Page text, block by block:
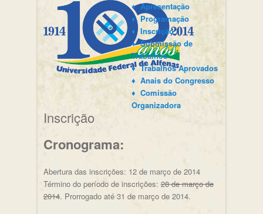
♦ Apresentação
♦ Programação
♦ Inscrição
♦ Submissão de
Trabalhos
♦ Trabalhos Aprovados
♦ Anais do Congresso
♦ Comissão
Organizadora
Inscrição
Cronograma:
Abertura das inscrições: 12 de março de 2014
Término do período de inscrições:28 de março de
2014. Prorrogado até 31 de março de 2014.